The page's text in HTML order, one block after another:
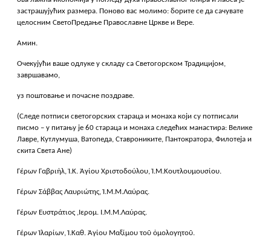
застрашујућих размера. Поново вас молимо: борите се да сачувате
целосним СветоПредање Православне Цркве и Вере.
Амин.
Очекујући ваше одлуке у складу са Светогорском Традицијом,
завршавамо,
уз поштовање и почасне поздраве.
(Следе потписи светогорских стараца и монаха који су потписали
писмо – у питању је 60 стараца и монаха следећих манастира: Велике
Лавре, Кутлумуша, Ватопеда, Ставрониките, Пантократора, Филотеја и
скита Света Ане)
Γέρων Γαβριήλ, Ἱ.Κ. Ἁγίου Χριστοδούλου, Ἱ.Μ.Κουτλουμουσίου.
Γέρων Σάββας Λαυριώτης, Ἱ.Μ.Μ.Λαύρας.
Γέρων Ευστράτιος ,Ιερομ. Ι.Μ.Μ.Λαύρας.
Γέρων Ἰλαρίων, Ἱ.Καθ. Ἁγίου Μαξίμου τοῦ ὁμολογητοῦ.